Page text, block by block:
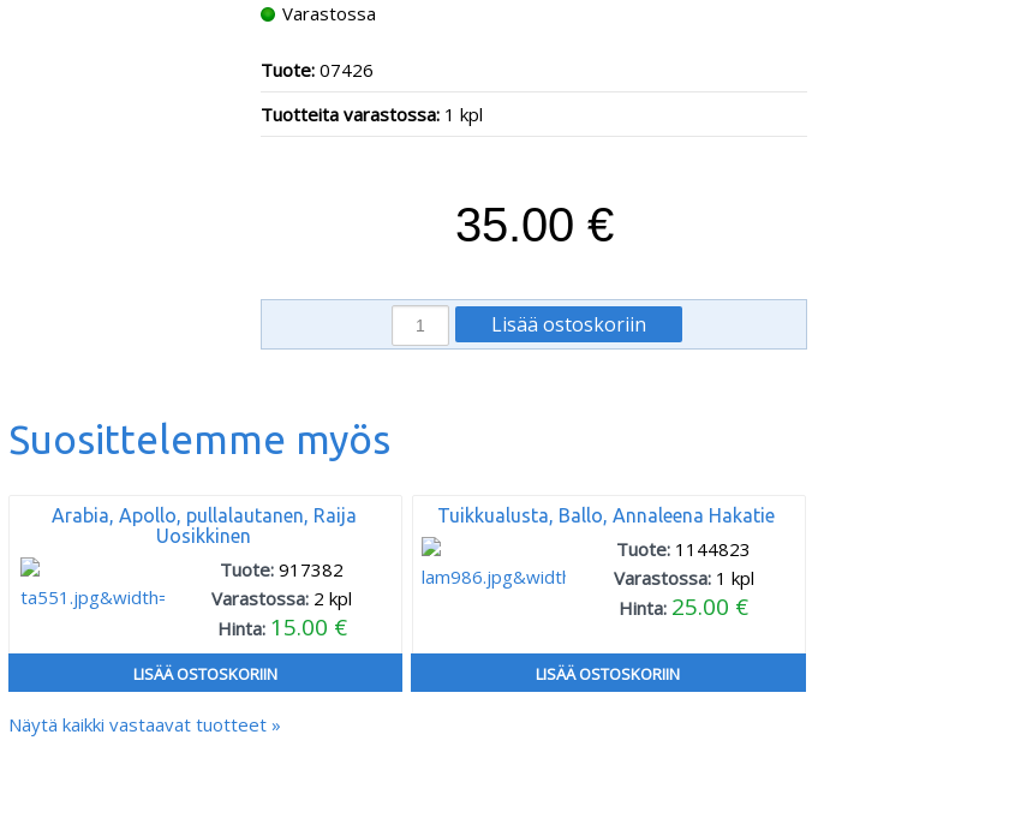
Varastossa
Tuote: 07426
Tuotteita varastossa: 1 kpl
35.00 €
Suosittelemme myös
Arabia, Apollo, pullalautanen, Raija
Uosikkinen
Tuote:917382
Varastossa: 2 kpl
Hinta: 15.00 €
LISÄÄ OSTOSKORIIN
Tuikkualusta, Ballo, Annaleena Hakatie
Tuote: 1144823
Varastossa: 1 kpl
Hinta: 25.00 €
LISÄÄ OSTOSKORIIN
Näytä kaikki vastaavat tuotteet »